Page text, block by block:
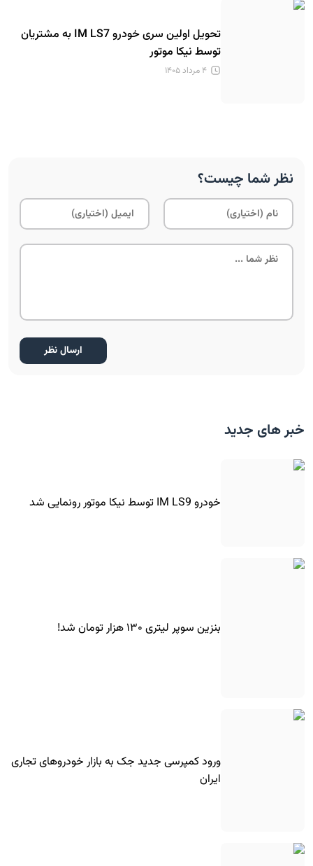
تحویل اولین سری خودرو IM LS7 به مشتریان
توسط نیکا موتور
۴ مرداد ۱۴۰۵
نظر شما چیست؟
خبر های جدید
خودرو IM LS9 توسط نیکا موتور رونمایی شد
بنزین سوپر لیتری ۱۳۰ هزار تومان شد!
ورود کمپرسی جدید جک به بازار خودروهای تجاری
ایران